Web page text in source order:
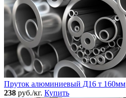
Пруток алюминиевый Д16 т 160мм
238 руб./кг. Купить